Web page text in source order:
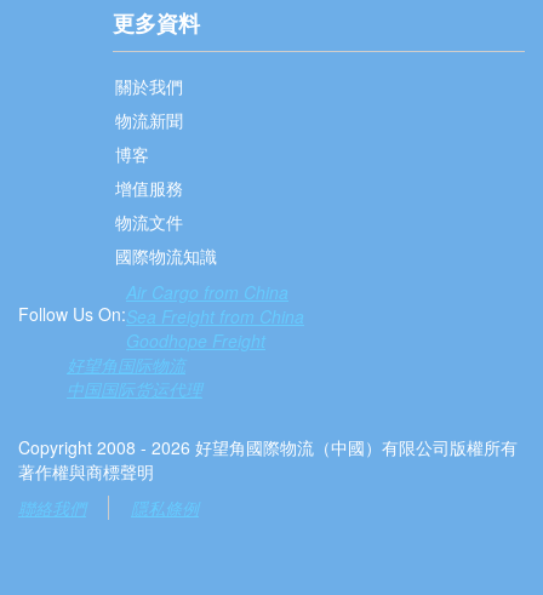
更多資料
關於我們
物流新聞
博客
增值服務
物流文件
國際物流知識
Follow Us On:
Air Cargo from China
Sea Freight from China
Goodhope Freight
好望角国际物流
中国国际货运代理
Copyright 2008 - 2026 好望角國際物流（中國）有限公司版權所有
著作權與商標聲明
聯絡我們
隱私條例